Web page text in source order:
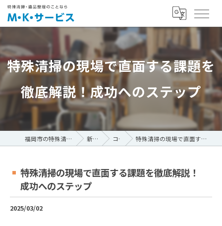
特殊清掃の現場で直面する課題を
徹底解説！成功へのステップ
福岡市の特殊清掃ならM・K・サービス 新着情報 コラム 特殊清掃の現場で直面する課題を徹底解説！成功へのステップ
特殊清掃の現場で直面する課題を徹底解説！
成功へのステップ
2025/03/02